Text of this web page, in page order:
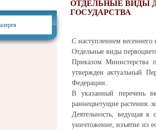
ОТДЕЛЬНЫЕ ВИДЫ
ГОСУДАРСТВА
С наступлением весеннего
Отдельные виды
Приказом Министерства
утвержден актуальный
Федерации.
В указанный перечень
раннецветущие растения:
Деятельность, ведущая к
уничтожение, изъятие из